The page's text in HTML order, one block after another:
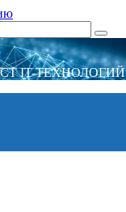
IT-ТЕХНОЛОГИЙ